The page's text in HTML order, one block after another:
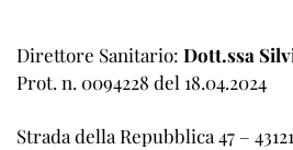
Direttore Sanitario: Dott.ssa
Prot. n. 0094228 del 18.04.2024
Strada della Repubblica 47 –